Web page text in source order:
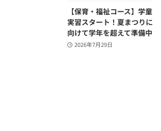
【保育・福祉コース】学童
実習スタート！夏まつりに
向けて学年を超えて準備中
2026年7月29日